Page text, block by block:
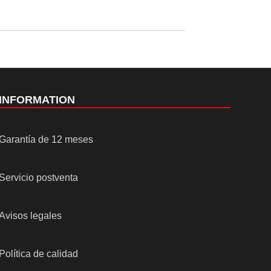
de 12 meses
postventa
legales
de calidad